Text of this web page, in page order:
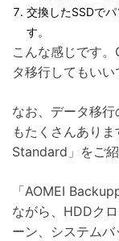
交換したSSDで
す。
こんな感じです
タ移行してもいい
なお、データ移
もたくさんあり
Standard」をご紹
「AOMEI
ながら、HDDク
ーン、システム